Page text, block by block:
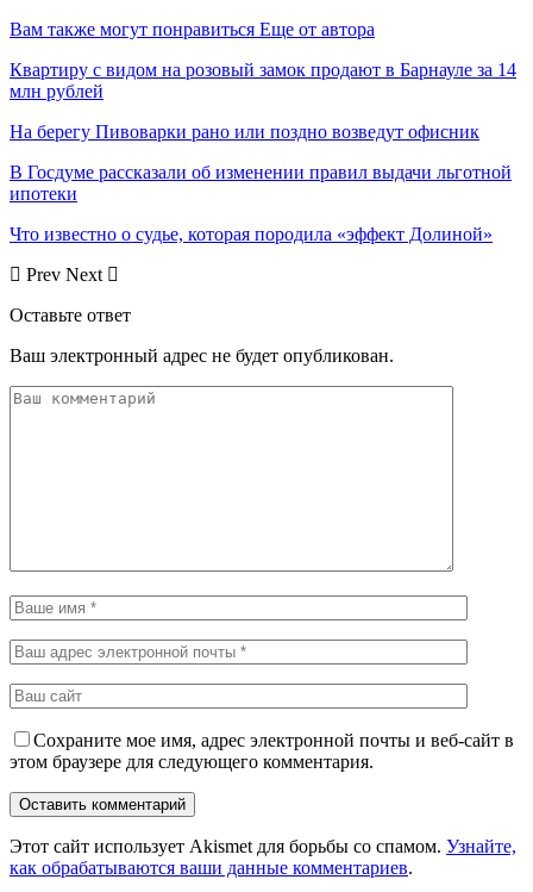
Вам также могут понравиться Еще от автора
Квартиру с видом на розовый замок продают в Барнауле за 14
млн рублей
На берегу Пивоварки рано или поздно возведут офисник
В Госдуме рассказали об изменении правил выдачи льготной
ипотеки
Что известно о судье, которая породила «эффект Долиной»
Prev Next
Оставьте ответ
Ваш электронный адрес не будет опубликован.
Сохраните мое имя, адрес электронной почты и веб-сайт в
этом браузере для следующего комментария.
Этот сайт использует Akismet для борьбы со спамом. Узнайте,
как обрабатываются ваши данные комментариев.